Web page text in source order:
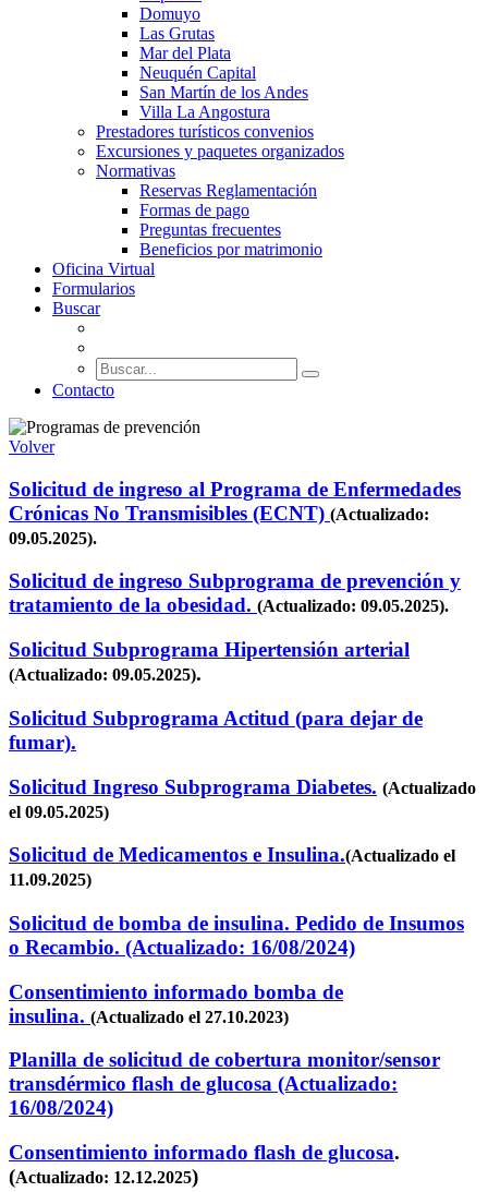
Domuyo
Las Grutas
Mar del Plata
Neuquén Capital
San Martín de los Andes
Villa La Angostura
Prestadores turísticos convenios
Excursiones y paquetes organizados
Normativas
Reservas Reglamentación
Formas de pago
Preguntas frecuentes
Beneficios por matrimonio
Oficina Virtual
Formularios
Buscar
Contacto
Volver
Solicitud de ingreso al Programa de Enfermedades
Crónicas No Transmisibles (ECNT) (Actualizado:
09.05.2025).
Solicitud de ingreso Subprograma de prevención y
tratamiento de la obesidad. (Actualizado: 09.05.2025).
Solicitud Subprograma Hipertensión arterial
(Actualizado: 09.05.2025).
Solicitud Subprograma Actitud (para dejar de
fumar).
Solicitud Ingreso Subprograma Diabetes. (Actualizado
el 09.05.2025)
Solicitud de Medicamentos e Insulina.(Actualizado el
11.09.2025)
Solicitud de bomba de insulina. Pedido de Insumos
o Recambio. (Actualizado: 16/08/2024)
Consentimiento informado bomba de
insulina. (Actualizado el 27.10.2023)
Planilla de solicitud de cobertura monitor/sensor
transdérmico flash de glucosa (Actualizado:
16/08/2024)
Consentimiento informado flash de glucosa.
(Actualizado: 12.12.2025)